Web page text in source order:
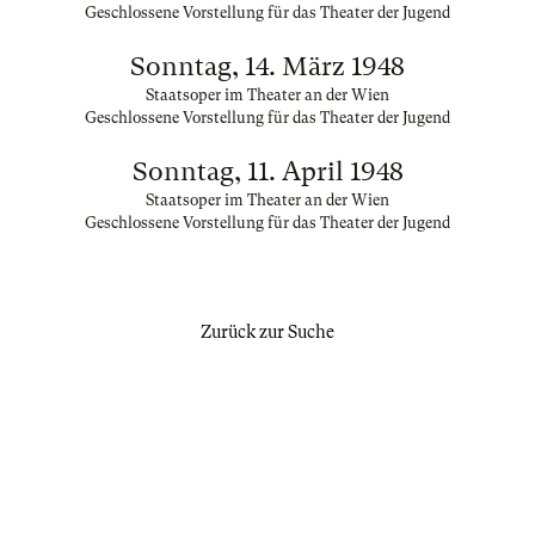
Geschlossene Vorstellung für das Theater der Jugend
Sonntag, 14. März 1948
Staatsoper im Theater an der Wien
Geschlossene Vorstellung für das Theater der Jugend
Sonntag, 11. April 1948
Staatsoper im Theater an der Wien
Geschlossene Vorstellung für das Theater der Jugend
Zurück zur Suche